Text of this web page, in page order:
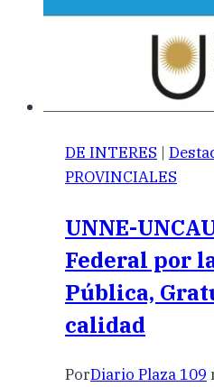
DE INTERES |
PROVINCIALES
UNNE-
Federal por
Pública,
calidad
PorDiario Plaza 109